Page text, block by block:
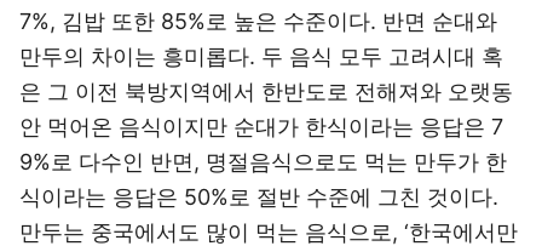
7%, 김밥 또한 85%로 높은 수준이다. 반면 순대와
만두의 차이는 흥미롭다. 두 음식 모두 고려시대 혹
은 그 이전 북방지역에서 한반도로 전해져와 오랫동
안 먹어온 음식이지만 순대가 한식이라는 응답은 7
9%로 다수인 반면, 명절음식으로도 먹는 만두가 한
식이라는 응답은 50%로 절반 수준에 그친 것이다.
만두는 중국에서도 많이 먹는 음식으로, ‘한국에서만